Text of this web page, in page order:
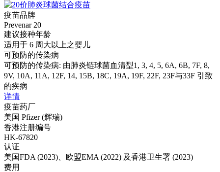
疫苗品牌
Prevenar 20
建议接种年龄
适用于 6 周大以上之婴儿
可预防的传染病
可预防的传染病: 由肺炎链球菌血清型1, 3, 4, 5, 6A, 6B, 7F, 8,
9V, 10A, 11A, 12F, 14, 15B, 18C, 19A, 19F, 22F, 23F与33F 引致
的疾病
详情
疫苗药厂
美国 Pfizer (辉瑞)
香港注册编号
HK-67820
认证
美国FDA (2023)、欧盟EMA (2022) 及香港卫生署 (2023)
费用